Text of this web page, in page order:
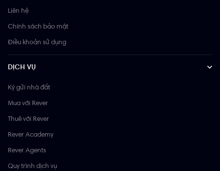
Liên hệ
Chính sách bảo mật
Điều khoản sử dụng
DỊCH VỤ
Ký gửi nhà đất
Mua với Rever
Thuê với Rever
Rever Academy
Rever Agents
Quy trình dịch vụ